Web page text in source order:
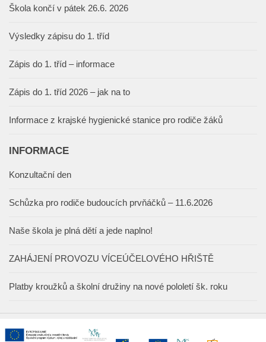
Škola končí v pátek 26.6. 2026
Výsledky zápisu do 1. tříd
Zápis do 1. tříd – informace
Zápis do 1. tříd 2026 – jak na to
Informace z krajské hygienické stanice pro rodiče žáků
INFORMACE
Konzultační den
Schůzka pro rodiče budoucích prvňáčků – 11.6.2026
Naše škola je plná dětí a jede naplno!
ZAHÁJENÍ PROVOZU VÍCEÚČELOVÉHO HŘIŠTĚ
Platby kroužků a školní družiny na nové pololetí šk. roku